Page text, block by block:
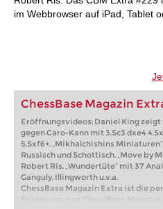
im Webbrowser auf iPad, Tablet
ChessBase Magazin
Eröffnungsvideos: Daniel King zeigt
gegen Caro-Kann mit 3.Sc3 dxe4
5.Sxf6+. „Mikhalchishins
Russisch und Schottisch. „Move by
Robert Ris. „Wundertüte“ mit 37
Ganguly, Illingworth u.v.a.
ChessBase Magazin Extra ist die
Ergänzung zum ChessBase